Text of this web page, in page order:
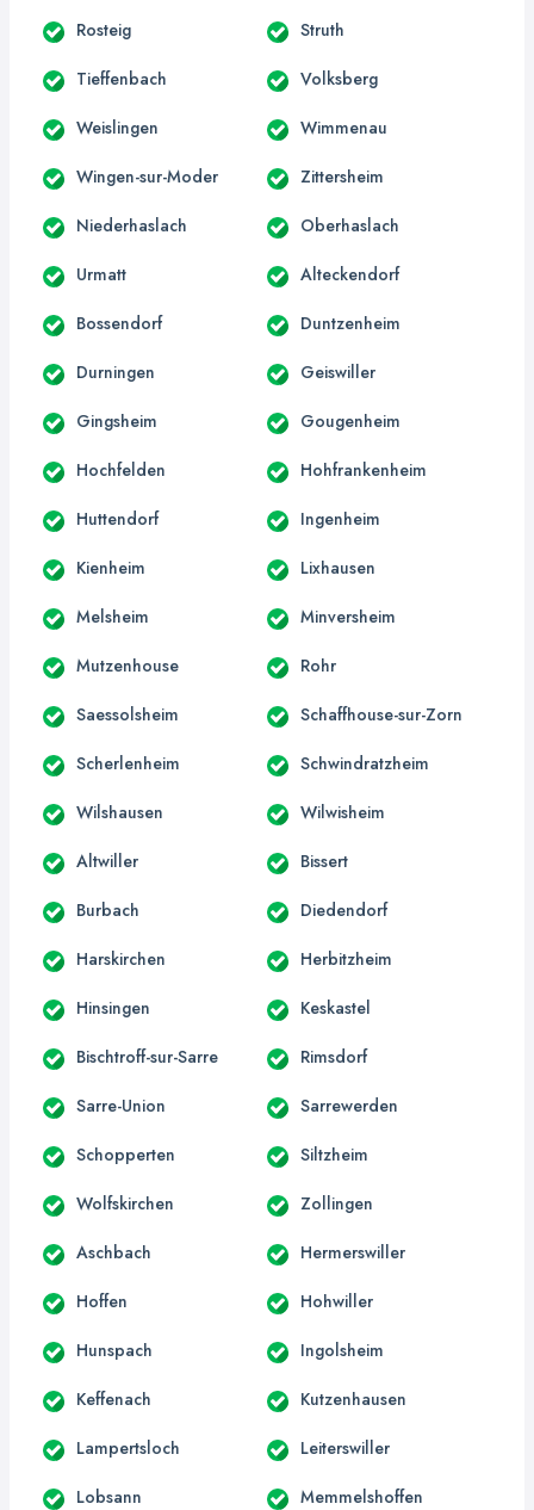
Rosteig Struth
Tieffenbach Volksberg
Weislingen Wimmenau
Wingen-sur-Moder Zittersheim
Niederhaslach Oberhaslach
Urmatt Alteckendorf
Bossendorf Duntzenheim
Durningen Geiswiller
Gingsheim Gougenheim
Hochfelden Hohfrankenheim
Huttendorf Ingenheim
Kienheim Lixhausen
Melsheim Minversheim
Mutzenhouse Rohr
Saessolsheim Schaffhouse-sur-Zorn
Scherlenheim Schwindratzheim
Wilshausen Wilwisheim
Altwiller Bissert
Burbach Diedendorf
Harskirchen Herbitzheim
Hinsingen Keskastel
Bischtroff-sur-Sarre Rimsdorf
Sarre-Union Sarrewerden
Schopperten Siltzheim
Wolfskirchen Zollingen
Aschbach Hermerswiller
Hoffen Hohwiller
Hunspach Ingolsheim
Keffenach Kutzenhausen
Lampertsloch Leiterswiller
Lobsann Memmelshoffen